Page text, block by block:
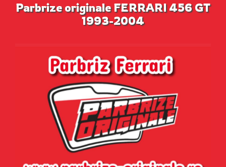
Parbrize originale FERRARI 456 GT
1993-2004